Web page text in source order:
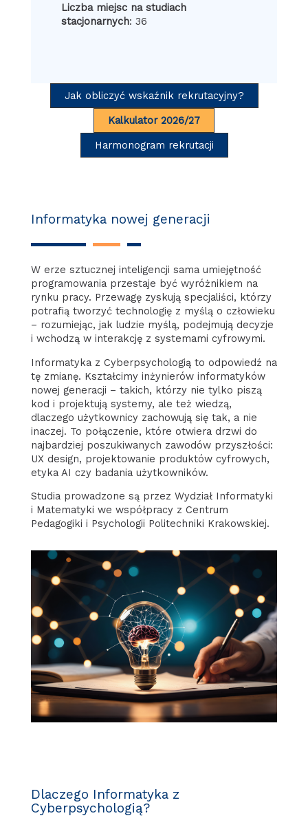
Liczba miejsc na studiach
stacjonarnych: 36
Jak obliczyć wskaźnik rekrutacyjny?
Kalkulator 2026/27
Harmonogram rekrutacji
Informatyka nowej generacji
W erze sztucznej inteligencji sama umiejętność
programowania przestaje być wyróżnikiem na
rynku pracy. Przewagę zyskują specjaliści, którzy
potrafią tworzyć technologię z myślą o człowieku
– rozumiejąc, jak ludzie myślą, podejmują decyzje
i wchodzą w interakcję z systemami cyfrowymi.
Informatyka z Cyberpsychologią to odpowiedź na
tę zmianę. Kształcimy inżynierów informatyków
nowej generacji – takich, którzy nie tylko piszą
kod i projektują systemy, ale też wiedzą,
dlaczego użytkownicy zachowują się tak, a nie
inaczej. To połączenie, które otwiera drzwi do
najbardziej poszukiwanych zawodów przyszłości:
UX design, projektowanie produktów cyfrowych,
etyka AI czy badania użytkowników.
Studia prowadzone są przez Wydział Informatyki
i Matematyki we współpracy z Centrum
Pedagogiki i Psychologii Politechniki Krakowskiej.
Dlaczego Informatyka z
Cyberpsychologią?